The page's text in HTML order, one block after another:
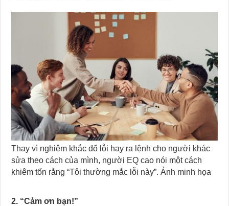
Thay vì nghiêm khắc đổ lỗi hay ra lệnh cho người khác
sửa theo cách của mình, người EQ cao nói một cách
khiêm tốn rằng “Tôi thường mắc lỗi này”. Ảnh minh họa
2. “Cảm ơn bạn!”